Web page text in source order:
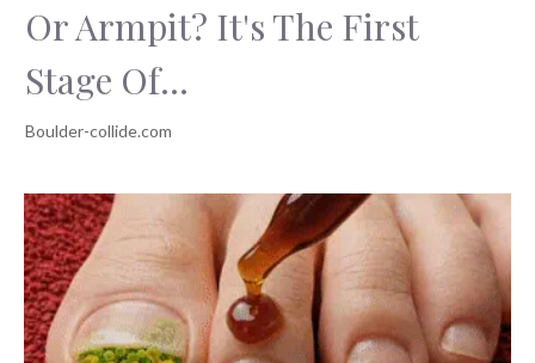
Or Armpit? It's The First
Stage Of...